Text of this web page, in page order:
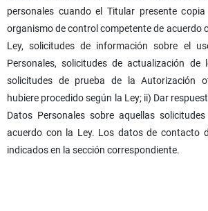
personales cuando el Titular presente
organismo de control competente de acuerdo
Ley, solicitudes de información sobre el
Personales, solicitudes de actualización de
solicitudes de prueba de la Autorización
hubiere procedido según la Ley; ii) Dar
Datos Personales sobre aquellas
acuerdo con la Ley. Los datos de contacto
indicados en la sección correspondiente.